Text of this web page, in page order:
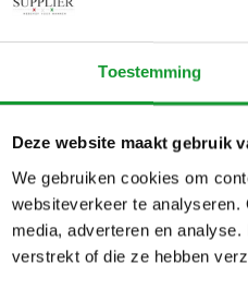
Toestemming
Deze website maakt gebruik
We gebruiken cookies om
websiteverkeer te
media, adverteren en
verstrekt of die ze hebben